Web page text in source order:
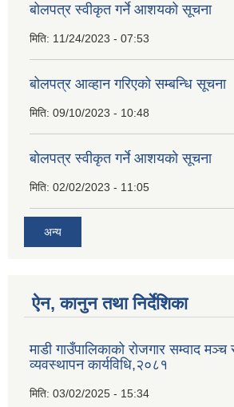
बोलपत्र स्वीकृत गर्ने आशयको सूचना
मिति: 11/24/2023 - 07:53
बोलपत्र आव्हान गरिएको सम्बन्धि सूचना
मिति: 09/10/2023 - 10:48
बाेलपत्र स्वीकृत गर्ने आशयकाे सूचना
मिति: 02/02/2023 - 11:05
अन्य
ऐन, कानुन तथा निर्देशिका
माडी गाउँपालिकाको रोजगार सम्वाद
व्यवस्थापन कार्यविधि,२०८१
मिति: 03/02/2025 - 15:34